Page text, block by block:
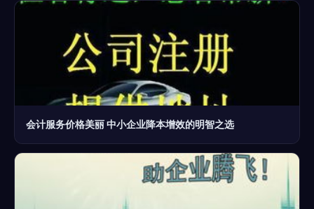
会计服务价格美丽 中小企业降本增效的明智之选